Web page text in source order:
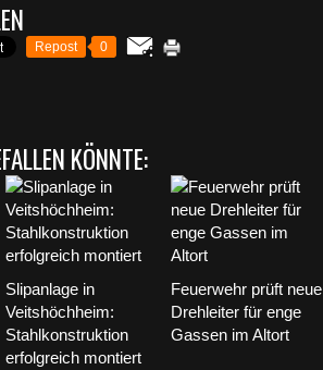
Repost 0
KÖNNTE:
Slipanlage in
Veitshöchheim:
Stahlkonstruktion
erfolgreich montiert
Feuerwehr prüft neue
Drehleiter für enge
Gassen im Altort